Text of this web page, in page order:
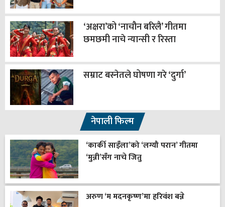
‘अक्षरा’को ‘नाचौन बरिलै’ गीतमा
छमछमी नाचे न्यान्सी र रिस्ता
सम्राट बस्नेतले घोषणा गरे ‘दुर्गा’
नेपाली फिल्म
‘कार्की साइँला’को ‘लग्यौ परान’ गीतमा
‘मुन्नी’सँग नाचे जितु
अरुण ‘म मदनकृष्ण’मा हरिवंश बन्ने